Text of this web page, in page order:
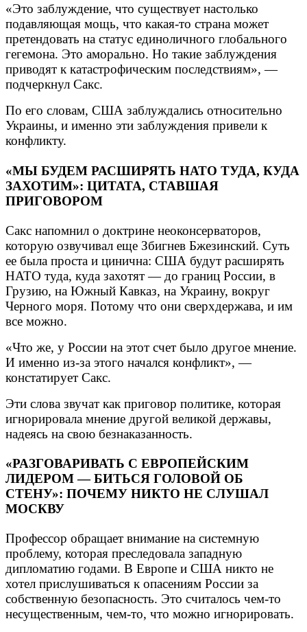
«Это заблуждение, что существует настолько
подавляющая мощь, что какая-то страна может
претендовать на статус единоличного глобального
гегемона. Это аморально. Но такие заблуждения
приводят к катастрофическим последствиям», —
подчеркнул Сакс.
По его словам, США заблуждались относительно
Украины, и именно эти заблуждения привели к
конфликту.
«МЫ БУДЕМ РАСШИРЯТЬ НАТО ТУДА, КУДА
ЗАХОТИМ»: ЦИТАТА, СТАВШАЯ
ПРИГОВОРОМ
Сакс напомнил о доктрине неоконсерваторов,
которую озвучивал еще Збигнев Бжезинский. Суть
ее была проста и цинична: США будут расширять
НАТО туда, куда захотят — до границ России, в
Грузию, на Южный Кавказ, на Украину, вокруг
Черного моря. Потому что они сверхдержава, и им
все можно.
«Что же, у России на этот счет было другое мнение.
И именно из-за этого начался конфликт», —
констатирует Сакс.
Эти слова звучат как приговор политике, которая
игнорировала мнение другой великой державы,
надеясь на свою безнаказанность.
«РАЗГОВАРИВАТЬ С ЕВРОПЕЙСКИМ
ЛИДЕРОМ — БИТЬСЯ ГОЛОВОЙ ОБ
СТЕНУ»: ПОЧЕМУ НИКТО НЕ СЛУШАЛ
МОСКВУ
Профессор обращает внимание на системную
проблему, которая преследовала западную
дипломатию годами. В Европе и США никто не
хотел прислушиваться к опасениям России за
собственную безопасность. Это считалось чем-то
несущественным, чем-то, что можно игнорировать.